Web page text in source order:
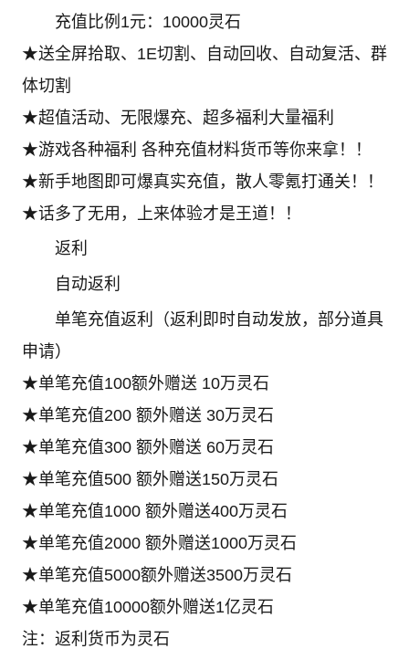
充值比例1元：10000灵石
★送全屏拾取、1E切割、自动回收、自动复活、群
体切割
★超值活动、无限爆充、超多福利大量福利
★游戏各种福利 各种充值材料货币等你来拿！！
★新手地图即可爆真实充值，散人零氪打通关！！
★话多了无用，上来体验才是王道！！
返利
自动返利
单笔充值返利（返利即时自动发放，部分道具
申请）
★单笔充值100额外赠送 10万灵石
★单笔充值200 额外赠送 30万灵石
★单笔充值300 额外赠送 60万灵石
★单笔充值500 额外赠送150万灵石
★单笔充值1000 额外赠送400万灵石
★单笔充值2000 额外赠送1000万灵石
★单笔充值5000额外赠送3500万灵石
★单笔充值10000额外赠送1亿灵石
注：返利货币为灵石